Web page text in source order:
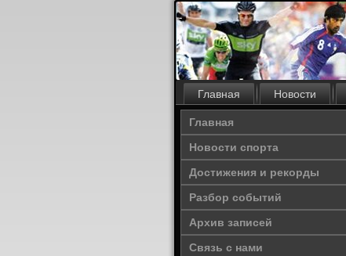
Главная Новости
Главная
Новости спорта
Достижения и рекорды
Разбор событий
Архив записей
Связь с нами